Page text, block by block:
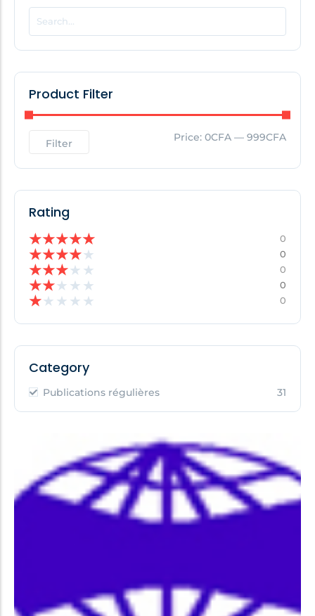
POPULAR THIS WEEK
No Posts Found!
No Posts Found!
Product Filter
Filter Price: 0CFA — 999CFA
Rating
★★★★★ 0
★★★★★ 0
★★★★ ★ 0
★★★ ★ ★ 0
★★ ★ ★ ★ 0
Category
Publications régulières 31